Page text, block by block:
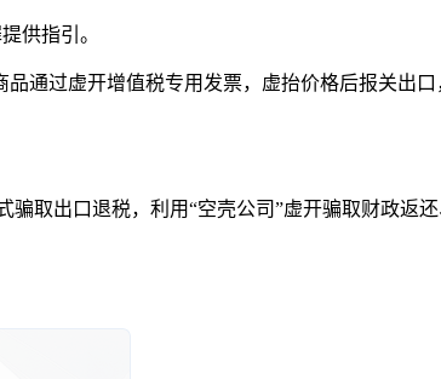
供指引。
通过虚开增值税专用发票，虚抬价格后报关出口
取出口退税，利用“空壳公司”虚开骗取财政返